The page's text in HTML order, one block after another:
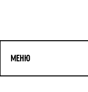
МЕНЮ